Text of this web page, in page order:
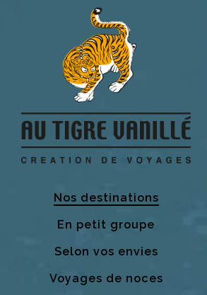
Nos destinations
En petit groupe
Selon vos envies
Voyages de noces